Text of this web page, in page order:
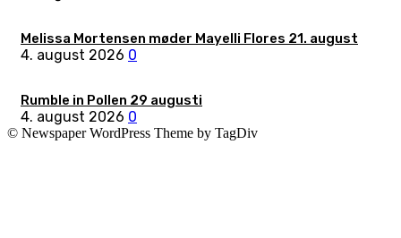
Melissa Mortensen møder Mayelli Flores 21. august
4. august 2026 0
Rumble in Pollen 29 augusti
4. august 2026 0
© Newspaper WordPress Theme by TagDiv